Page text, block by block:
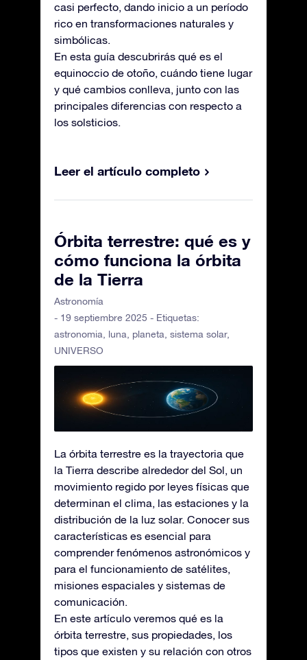
casi perfecto, dando inicio a un período
rico en transformaciones naturales y
simbólicas.
En esta guía descubrirás qué es el
equinoccio de otoño, cuándo tiene lugar
y qué cambios conlleva, junto con las
principales diferencias con respecto a
los solsticios.
Leer el artículo completo
Órbita terrestre: qué es y
cómo funciona la órbita
de la Tierra
Astronomía
- 19 septiembre 2025 - Etiquetas:
astronomia, luna, planeta, sistema solar,
UNIVERSO
La órbita terrestre es la trayectoria que
la Tierra describe alrededor del Sol, un
movimiento regido por leyes físicas que
determinan el clima, las estaciones y la
distribución de la luz solar. Conocer sus
características es esencial para
comprender fenómenos astronómicos y
para el funcionamiento de satélites,
misiones espaciales y sistemas de
comunicación.
En este artículo veremos qué es la
órbita terrestre, sus propiedades, los
tipos que existen y su relación con otros